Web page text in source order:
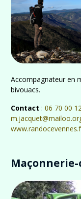
Accompagnateur en
bivouacs.
Contact :06 70 00